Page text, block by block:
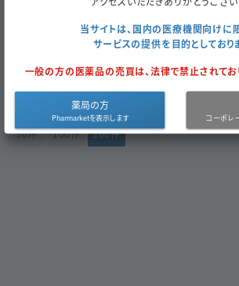
オーラップ錠１ｍｇ
100錠（10錠×10）
アステラス製薬
経過措置
2021年3月まで
50件 100件 200件
当サイトは、国内の医療機関向けに
サービスの提供を目的としており
一般の方の医薬品の売買は、法律で禁止されてお
薬局の方